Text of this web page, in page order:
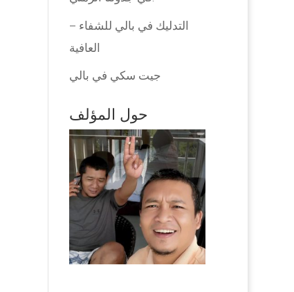
التدليك في بالي للشفاء –
العافية
جيت سكي في بالي
حول المؤلف